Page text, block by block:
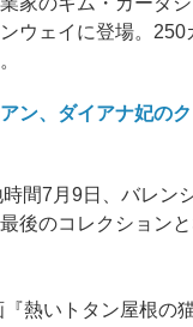
ウェイに登場。
ン、ダイアナ妃の
間7月9日、バレン
後のコレクション
熱いトタン屋根の